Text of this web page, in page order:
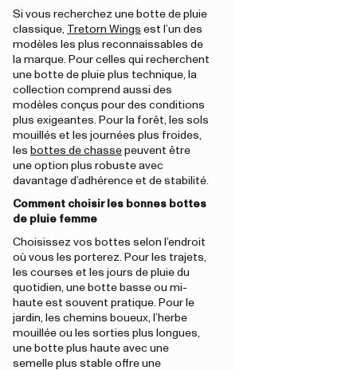
Si vous recherchez une botte de pluie
classique, Tretorn Wings est l’un des
modèles les plus reconnaissables de
la marque. Pour celles qui recherchent
une botte de pluie plus technique, la
collection comprend aussi des
modèles conçus pour des conditions
plus exigeantes. Pour la forêt, les sols
mouillés et les journées plus froides,
les bottes de chasse peuvent être
une option plus robuste avec
davantage d’adhérence et de stabilité.
Comment choisir les bonnes bottes
de pluie femme
Choisissez vos bottes selon l’endroit
où vous les porterez. Pour les trajets,
les courses et les jours de pluie du
quotidien, une botte basse ou mi-
haute est souvent pratique. Pour le
jardin, les chemins boueux, l’herbe
mouillée ou les sorties plus longues,
une botte plus haute avec une
semelle plus stable offre une